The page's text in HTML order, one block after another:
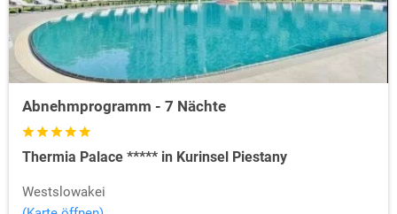
Abnehmprogramm - 7 Nächte
Thermia Palace ***** in Kurinsel Piestany
Westslowakei